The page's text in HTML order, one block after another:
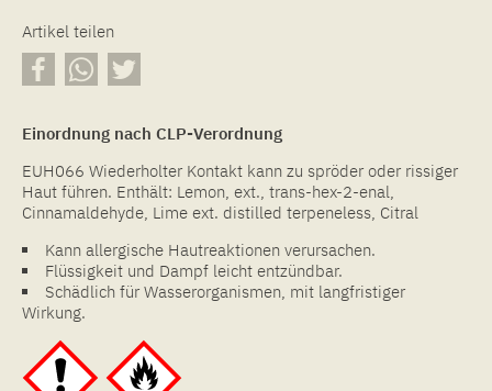
Artikel teilen
Einordnung nach CLP-Verordnung
EUH066 Wiederholter Kontakt kann zu spröder oder rissiger
Haut führen. Enthält: Lemon, ext., trans-hex-2-enal,
Cinnamaldehyde, Lime ext. distilled terpeneless, Citral
Kann allergische Hautreaktionen verursachen.
Flüssigkeit und Dampf leicht entzündbar.
Schädlich für Wasserorganismen, mit langfristiger
Wirkung.